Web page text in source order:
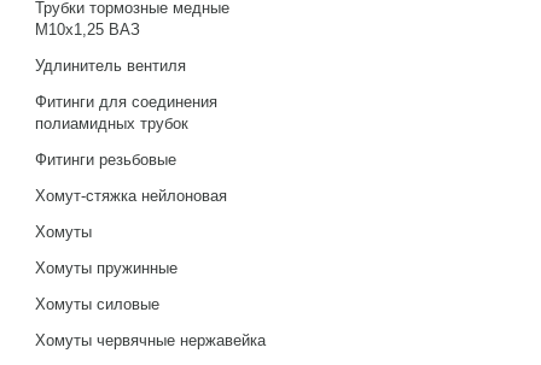
Трубки тормозные медные
М10х1,25 ВАЗ
Удлинитель вентиля
Фитинги для соединения
полиамидных трубок
Фитинги резьбовые
Хомут-стяжка нейлоновая
Хомуты
Хомуты пружинные
Хомуты силовые
Хомуты червячные нержавейка